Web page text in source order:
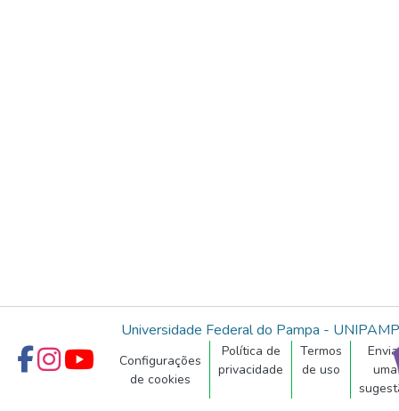
Universidade Federal do Pampa -
Configurações
de cookies
Política de
privacidade
Termos
de uso
uma